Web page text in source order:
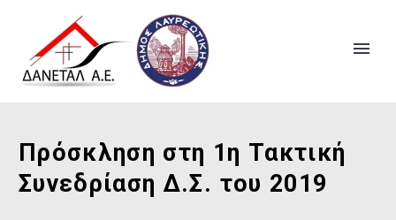
Πρόσκληση στη 1η Τακτική
Συνεδρίαση Δ.Σ. του 2019